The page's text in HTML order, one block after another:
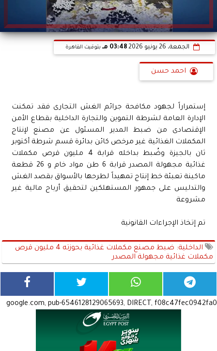
الجمعة، 26 يونيو 2026 03:48 مـ بتوقيت القاهرة
احمد حسن
إستمراراً لجهود مكافحة جرائم الغش التجارى فقد تمكنت
الإدارة العامة لشرطة التموين والتجارة الداخلية بقطاع الأمن
الإقتصادى من ضبط المدير المسئول عن مصنع لإنتاج
المكملات الغذائية غير مرخص كائن بدائرة قسم شرطة أكتوبر
ثان بالجيزة وضُبط بداخله قرابة 4 مليون قرص مكملات
غذائية مجهولة المصدر قرابة 6 طن مواد خام و 26 قطعة
ماكينة تعبئة خط إنتاج تمهيداً لطرحها بالأسواق بقصد الغش
والتدليس على جمهور المستهلكين لتحقيق أرباح مالية غير
مشروعة
تم إتخاذ الإجراءات القانونية
الداخلية: ضبط مصنع مكملات غذائية بحوزته 4 مليون قرص
مكملات غذائية مجهولة المصدر
google.com, pub-6546128129065693, DIRECT, f08c47fec0942fa0